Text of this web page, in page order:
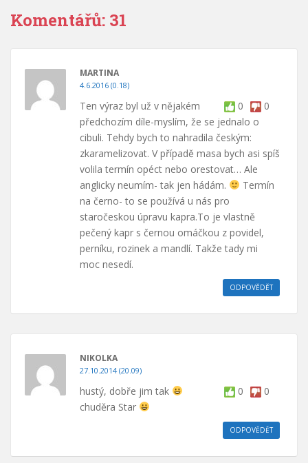
Komentářů: 31
MARTINA
4.6.2016 (0.18)
0 0
Ten výraz byl už v nějakém
předchozím díle-myslím, že se jednalo o
cibuli. Tehdy bych to nahradila českým:
zkaramelizovat. V případě masa bych asi spíš
volila termín opéct nebo orestovat… Ale
anglicky neumím- tak jen hádám.
Termín
na černo- to se používá u nás pro
staročeskou úpravu kapra.To je vlastně
pečený kapr s černou omáčkou z povidel,
perníku, rozinek a mandlí. Takže tady mi
moc nesedí.
ODPOVĚDĚT
NIKOLKA
27.10.2014 (20.09)
0 0
hustý, dobře jim tak
chuděra Star
ODPOVĚDĚT